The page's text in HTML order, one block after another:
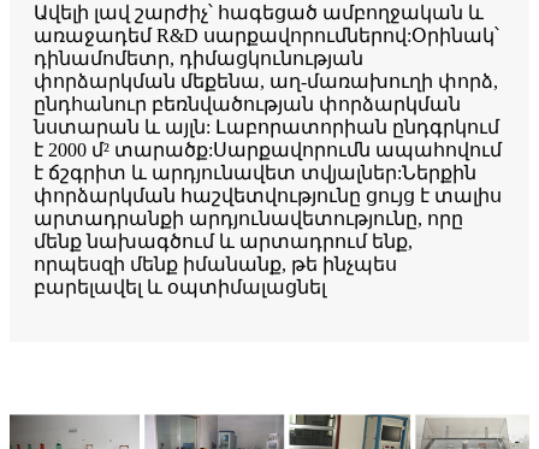
Ավելի լավ շարժիչ՝ հագեցած ամբողջական և
առաջադեմ R&D սարքավորումներով:Օրինակ՝
դինամոմետր, դիմացկունության
փորձարկման մեքենա, աղ-մառախուղի փորձ,
ընդհանուր բեռնվածության փորձարկման
նստարան և այլն: Լաբորատորիան ընդգրկում
է 2000 մ² տարածք:Սարքավորումն ապահովում
է ճշգրիտ և արդյունավետ տվյալներ:Ներքին
փորձարկման հաշվետվությունը ցույց է տալիս
արտադրանքի արդյունավետությունը, որը
մենք նախագծում և արտադրում ենք,
որպեսզի մենք իմանանք, թե ինչպես
բարելավել և օպտիմալացնել